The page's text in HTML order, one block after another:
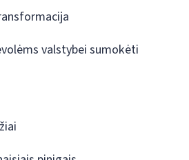
valstybei sumokėti